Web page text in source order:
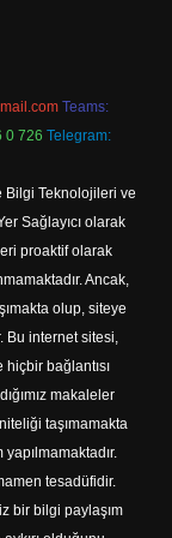
Teams:
0 726 Telegram:
Bilgi Teknolojileri ve
Sağlayıcı olarak
proaktif olarak
Ancak,
olup, siteye
Bu internet sitesi,
bağlantısı
makaleler
taşımamakta
tesadüfidir.
bir bilgi paylaşım